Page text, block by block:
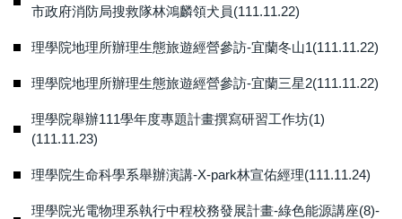
市政府消防局搜救隊林鴻麟領犬員(111.11.22)
理學院地理所辦理生態旅遊經營參訪-宜蘭冬山1(111.11.22)
理學院地理所辦理生態旅遊經營參訪-宜蘭三星2(111.11.22)
理學院舉辦111學年度專題計畫撰寫研習工作坊(1)
(111.11.23)
理學院生命科學系舉辦演講-X-park林宣佑經理(111.11.24)
理學院光電物理系執行中程校務發展計畫-綠色能源講座(8)-